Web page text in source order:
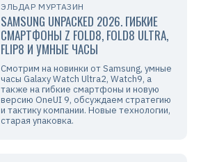
ЭЛЬДАР МУРТАЗИН
SAMSUNG UNPACKED 2026. ГИБКИЕ
СМАРТФОНЫ Z FOLD8, FOLD8 ULTRA,
FLIP8 И УМНЫЕ ЧАСЫ
Смотрим на новинки от Samsung, умные
часы Galaxy Watch Ultra2, Watch9, а
также на гибкие смартфоны и новую
версию OneUI 9, обсуждаем стратегию
и тактику компании. Новые технологии,
старая упаковка.